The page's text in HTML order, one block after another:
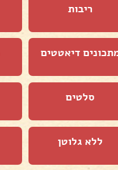
ריבות
דיאטטים
סלטים
ללא גלוטן